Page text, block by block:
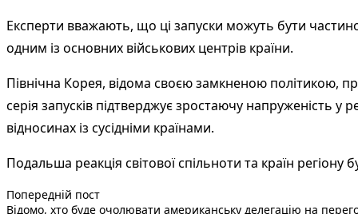
Експерти вважають, що ці запуски можуть бути
одним із основних військових центрів країни.
Північна Корея, відома своєю замкненою політикою,
серія запусків підтверджує зростаючу напруженість
відносинах із сусідніми країнами.
Подальша реакція світової спільноти та країн
Навігація
Попередній постПопередній запис:
Відомо, хто буде очолювати американську делегацію на